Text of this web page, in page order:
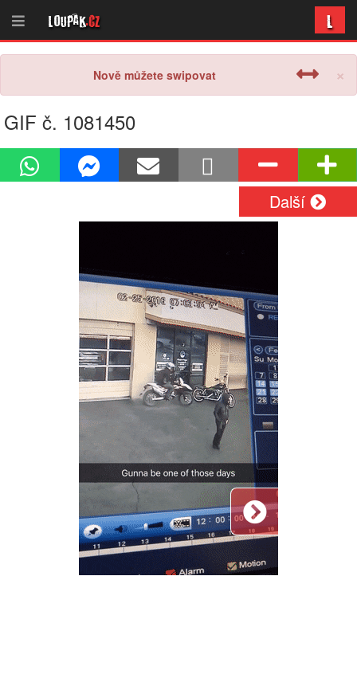
Loupak.cz L
×
Nově můžete swipovat
GIF č. 1081450
Další